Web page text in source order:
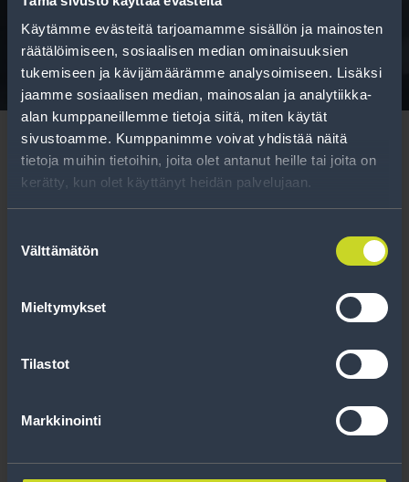
Käytämme evästeitä tarjoamamme sisällön ja mainosten
räätälöimiseen, sosiaalisen median ominaisuuksien
tukemiseen ja kävijämäärämme analysoimiseen. Lisäksi
jaamme sosiaalisen median, mainosalan ja analytiikka-
alan kumppaneillemme tietoja siitä, miten käytät
sivustoamme. Kumppanimme voivat yhdistää näitä
tietoja muihin tietoihin, joita olet antanut heille tai joita on
kerätty, kun olet käyttänyt heidän palvelujaan.
valinta
Välttämätön
Mieltymykset
Tilastot
Markkinointi
niiden huoltamisesta.
kausimuistutukset sekä parhaat